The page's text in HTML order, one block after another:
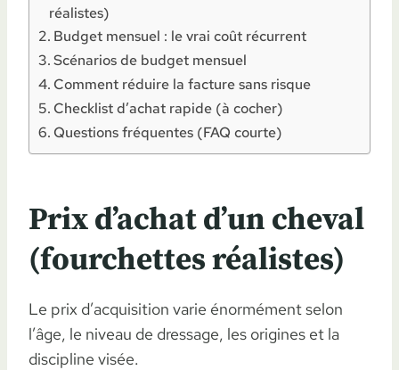
réalistes)
Budget mensuel : le vrai coût récurrent
Scénarios de budget mensuel
Comment réduire la facture sans risque
Checklist d’achat rapide (à cocher)
Questions fréquentes (FAQ courte)
Prix d’achat d’un cheval
(fourchettes réalistes)
Le prix d’acquisition varie énormément selon
l’âge, le niveau de dressage, les origines et la
discipline visée.